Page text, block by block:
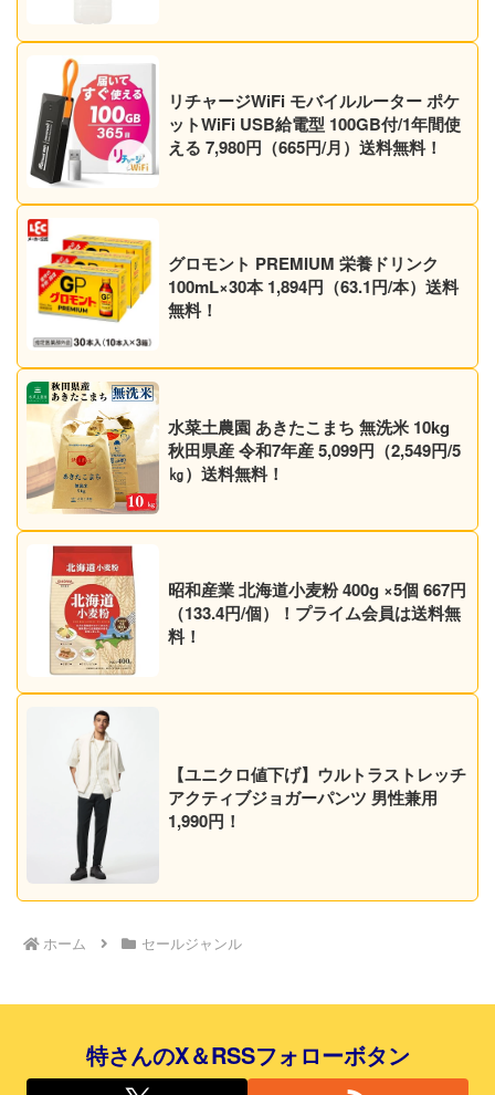
リチャージWiFi モバイルルーター ポケ
ットWiFi USB給電型 100GB付/1年間使
える 7,980円（665円/月）送料無料！
グロモント PREMIUM 栄養ドリンク
100mL×30本 1,894円（63.1円/本）送料
無料！
水菜土農園 あきたこまち 無洗米 10kg
秋田県産 令和7年産 5,099円（2,549円/5
㎏）送料無料！
昭和産業 北海道小麦粉 400g ×5個 667円
（133.4円/個）！プライム会員は送料無
料！
【ユニクロ値下げ】ウルトラストレッチ
アクティブジョガーパンツ 男性兼用
1,990円！
ホーム セールジャンル
特さんのX＆RSSフォローボタン